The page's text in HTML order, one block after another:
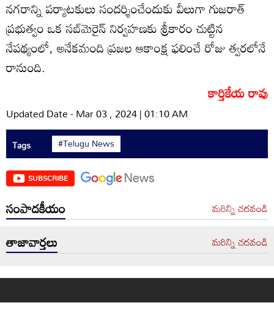
నగరాన్ని పర్యాటకులు సందర్శించేందుకు వీలుగా గుజరాత్
ప్రభుత్వం ఒక సబ్‌మెరైన్ నిర్వహణకు శ్రీకారం చుట్టిన
నేపథ్యంలో, అనేకమంది ప్రజల ఆకాంక్ష ఫలించే రోజు త్వరలోనే
రానుంది.
కార్తికేయ రావు
Updated Date - Mar 03 , 2024 | 01:10 AM
Tags #Telugu News
SUBSCRIBE
సంపాదకీయం మరిన్ని చదవండి
తాజావార్తలు మరిన్ని చదవండి